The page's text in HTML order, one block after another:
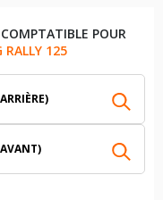
POUR
RALLY 125